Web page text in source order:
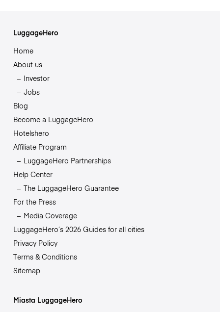
LuggageHero
Home
About us
Investor
Jobs
Blog
Become a LuggageHero
Hotelshero
Affiliate Program
LuggageHero Partnerships
Help Center
The LuggageHero Guarantee
For the Press
Media Coverage
LuggageHero’s 2026 Guides for all cities
Privacy Policy
Terms & Conditions
Sitemap
Miasta LuggageHero